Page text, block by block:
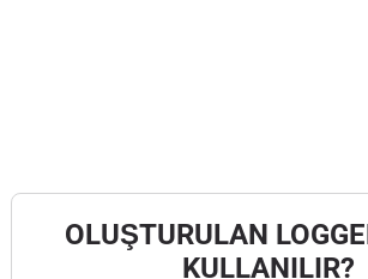
OLUŞTURULAN
KULLANILIR?